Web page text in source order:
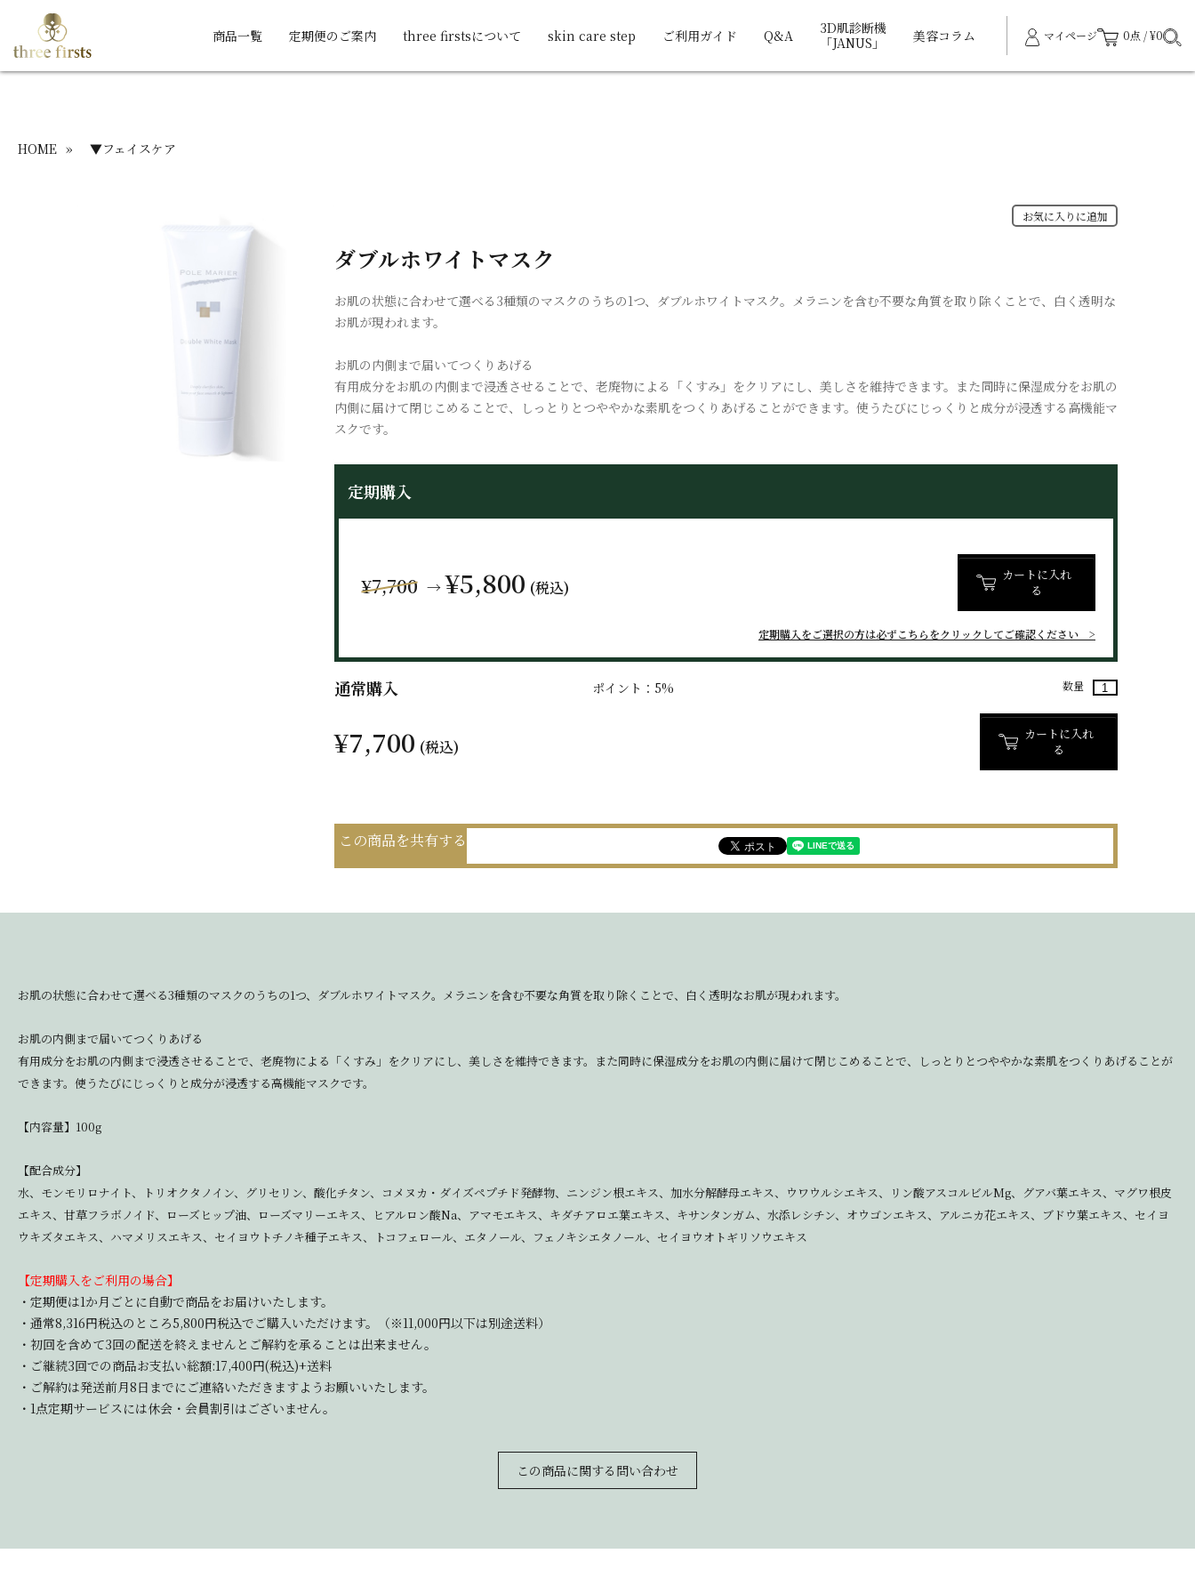
商品一覧 定期便のご案内 three firstsについて skin care step ご利用ガイド Q&A
3D肌診断機
「JANUS」
美容コラム マイページ 0点 / ¥0
HOME » ▼フェイスケア
お気に入りに追加
ダブルホワイトマスク
お肌の状態に合わせて選べる3種類のマスクのうちの1つ、ダブルホワイトマスク。メラニンを含む不要な角質を取り除くことで、白く透明な
お肌が現われます。
お肌の内側まで届いてつくりあげる
有用成分をお肌の内側まで浸透させることで、老廃物による「くすみ」をクリアにし、美しさを維持できます。また同時に保湿成分をお肌の
内側に届けて閉じこめることで、しっとりとつややかな素肌をつくりあげることができます。使うたびにじっくりと成分が浸透する高機能マ
スクです。
定期購入
¥7,700 → ¥5,800 (税込)
カートに入れ
る
定期購入をご選択の方は必ずこちらをクリックしてご確認ください
通常購入 ポイント：5% 数量
¥7,700 (税込)
カートに入れ
る
この商品を共有する
お肌の状態に合わせて選べる3種類のマスクのうちの1つ、ダブルホワイトマスク。メラニンを含む不要な角質を取り除くことで、白く透明なお肌が現われます。
お肌の内側まで届いてつくりあげる
有用成分をお肌の内側まで浸透させることで、老廃物による「くすみ」をクリアにし、美しさを維持できます。また同時に保湿成分をお肌の内側に届けて閉じこめることで、しっとりとつややかな素肌をつくりあげることが
できます。使うたびにじっくりと成分が浸透する高機能マスクです。
【内容量】100g
【配合成分】
水、モンモリロナイト、トリオクタノイン、グリセリン、酸化チタン、コメヌカ・ダイズペプチド発酵物、ニンジン根エキス、加水分解酵母エキス、ウワウルシエキス、リン酸アスコルビルMg、グアバ葉エキス、マグワ根皮
エキス、甘草フラボノイド、ローズヒップ油、ローズマリーエキス、ヒアルロン酸Na、アマモエキス、キダチアロエ葉エキス、キサンタンガム、水添レシチン、オウゴンエキス、アルニカ花エキス、ブドウ葉エキス、セイヨ
ウキズタエキス、ハマメリスエキス、セイヨウトチノキ種子エキス、トコフェロール、エタノール、フェノキシエタノール、セイヨウオトギリソウエキス
【定期購入をご利用の場合】
・定期便は1か月ごとに自動で商品をお届けいたします。
・通常8,316円税込のところ5,800円税込でご購入いただけます。（※11,000円以下は別途送料）
・初回を含めて3回の配送を終えませんとご解約を承ることは出来ません。
・ご継続3回での商品お支払い総額:17,400円(税込)+送料
・ご解約は発送前月8日までにご連絡いただきますようお願いいたします。
・1点定期サービスには休会・会員割引はございません。
この商品に関する問い合わせ